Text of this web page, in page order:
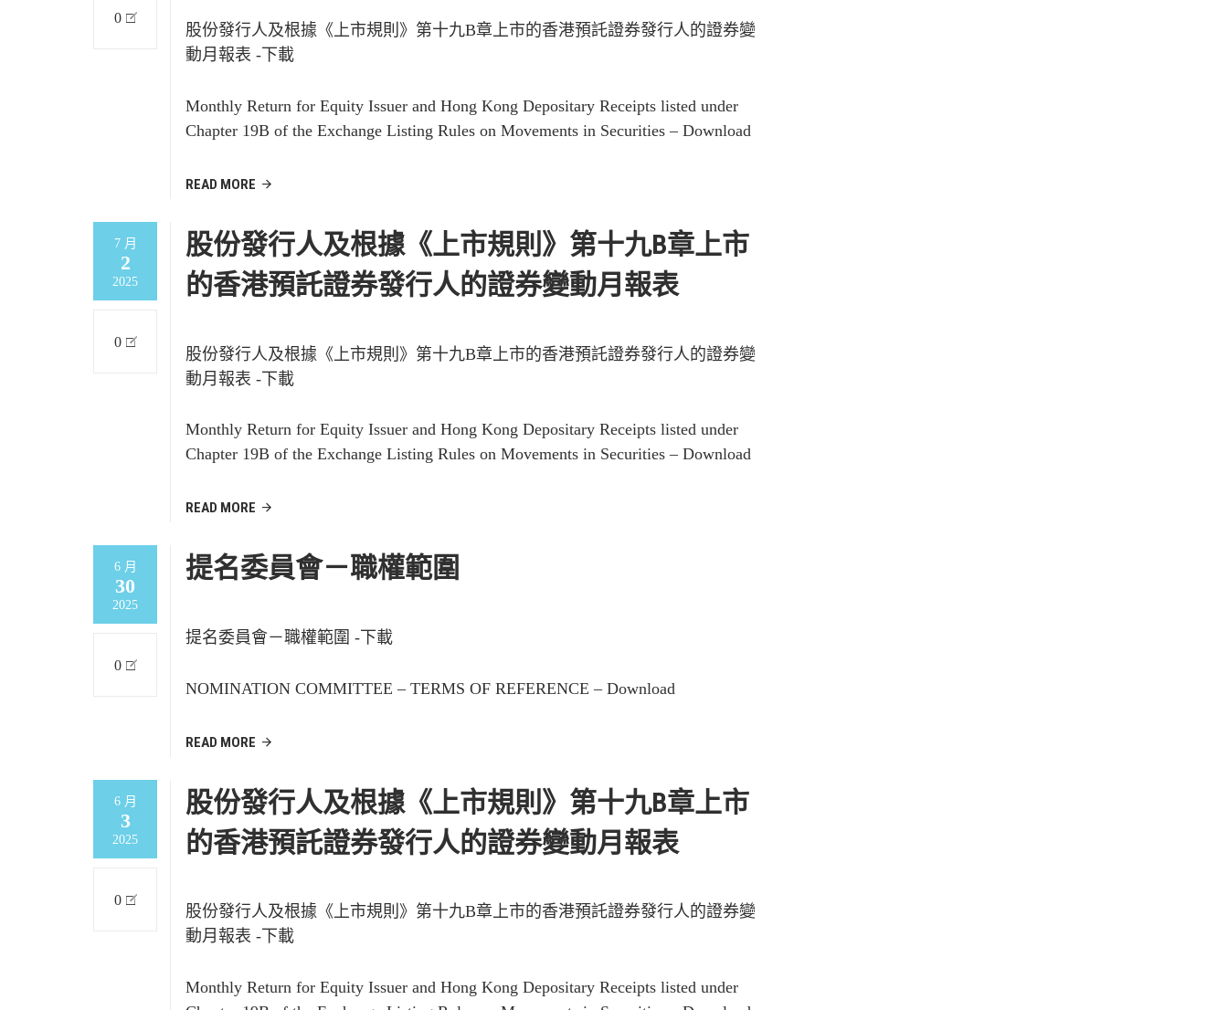
0
股份發行人及根據《上市規則》第十九B章上市的香港預託證券發行人的證券變
動月報表 -下載
Monthly Return for Equity Issuer and Hong Kong Depositary Receipts listed under
Chapter 19B of the Exchange Listing Rules on Movements in Securities – Download
READ MORE
7 月
2
2025
0
股份發行人及根據《上市規則》第十九B章上市
的香港預託證券發行人的證券變動月報表
股份發行人及根據《上市規則》第十九B章上市的香港預託證券發行人的證券變
動月報表 -下載
Monthly Return for Equity Issuer and Hong Kong Depositary Receipts listed under
Chapter 19B of the Exchange Listing Rules on Movements in Securities – Download
READ MORE
6 月
30
2025
0
提名委員會－職權範圍
提名委員會－職權範圍 -下載
NOMINATION COMMITTEE – TERMS OF REFERENCE – Download
READ MORE
6 月
3
2025
0
股份發行人及根據《上市規則》第十九B章上市
的香港預託證券發行人的證券變動月報表
股份發行人及根據《上市規則》第十九B章上市的香港預託證券發行人的證券變
動月報表 -下載
Monthly Return for Equity Issuer and Hong Kong Depositary Receipts listed under